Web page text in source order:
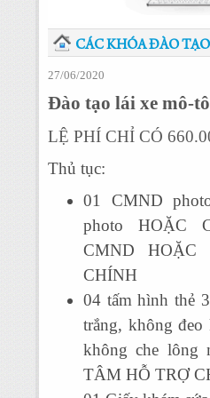
CÁC KHÓA ĐÀO TẠO
27/06/2020
Đào tạo lái xe mô-
LỆ PHÍ CHỈ CÓ
Thủ tục:
01 CMND
photo HOẶC
CMND HOẶC
CHÍNH
04 tấm hình thẻ
trắng, không
không che lông
TÂM HỖ TRỢ